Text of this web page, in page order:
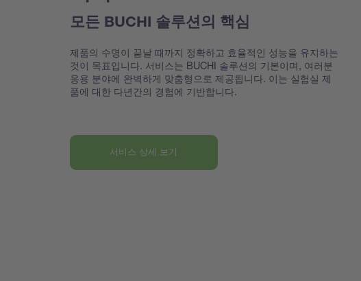
모든 BUCHI 솔루션의 핵심
제품의 수명이 끝날 때까지 정확하고 효율적인 성능을 유지하는
것이 목표입니다. 서비스는 BUCHI 솔루션의 기본이며, 여러분
응용 분야에 완벽하게 맞춤형으로 제공됩니다. 이는 실험실 제
품에 대한 다년간의 경험에 기반합니다.
서비스 상세 보기